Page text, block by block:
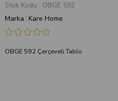
Stok Kodu
OBGE 592
Marka : Kare Home
OBGE 592 Çerçeveli Tablo